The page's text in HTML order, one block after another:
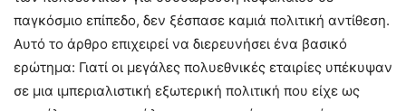
παγκόσμιο επίπεδο, δεν ξέσπασε καμιά πολιτική αντίθεση.
Αυτό το άρθρο επιχειρεί να διερευνήσει ένα βασικό
ερώτημα: Γιατί οι μεγάλες πολυεθνικές εταιρίες υπέκυψαν
σε μια ιμπεριαλιστική εξωτερική πολιτική που είχε ως